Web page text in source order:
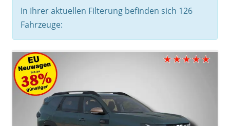
In Ihrer aktuellen Filterung befinden sich 126
Fahrzeuge: